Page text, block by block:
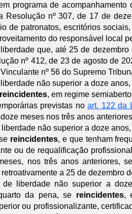
programa de
Resolução nº 307, de 17 de
de patronatos, escritórios
do responsável local
que, até 25 de
nº 412, de 23 de agosto de
nº 56 do Supremo
não superior a doze
reincidentes, em regime
previstas no art. 122 da
meses nos três anos
não superior a doze
reincidentes, e que tenham
ou de requalificação
nos três anos anteriores,
a 25 de dezembro
liberdade não superior a
da pena, se reincidentes,
ou profissionalizante,